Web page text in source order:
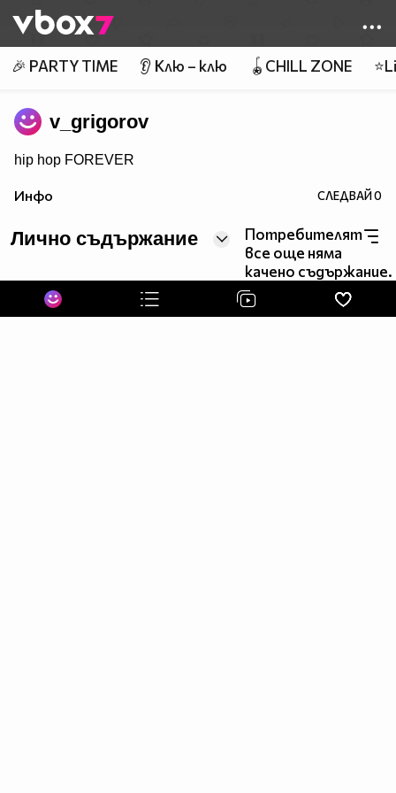
👾
🎉 PARTY TIME 👂 Клю – клю 🪀CHILL ZONE
v_grigorov
hip hop FOREVER
Инфо СЛЕДВАЙ0
Лично съдържание
Потребителят
все още няма
качено съдържание.